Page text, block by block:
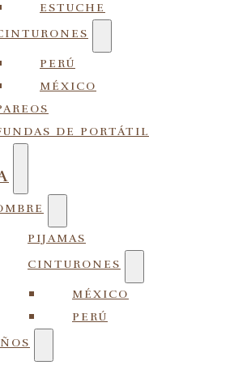
ESTUCHE
PERÚ
MÉXICO
DE PORTÁTIL
PIJAMAS
CINTURONES
MÉXICO
PERÚ